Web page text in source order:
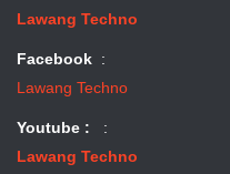
Lawang Techno
Facebook :
Lawang Techno
Youtube :
:
Lawang Techno